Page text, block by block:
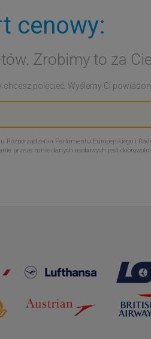
cenowy:
Zrobimy to za
polecieć. Wyślemy Ci
Parlamentu Europejskiego i
przeze mnie danych osobowych jest